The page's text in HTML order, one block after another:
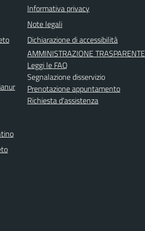
Informativa privacy
Note legali
Dichiarazione di accessibilità
AMMINISTRAZIONE TRASPARENTE
Leggi le FAQ
Segnalazione disservizio
Prenotazione appuntamento
Richiesta d'assistenza